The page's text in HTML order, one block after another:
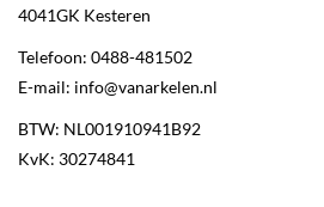
4041GK Kesteren
Telefoon: 0488-481502
E-mail: info@vanarkelen.nl
BTW: NL001910941B92
KvK: 30274841